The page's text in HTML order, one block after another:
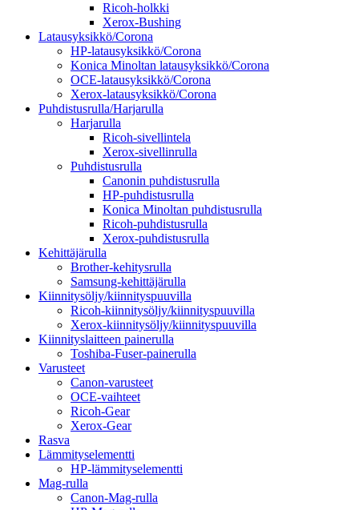
Ricoh-holkki
Xerox-Bushing
Latausyksikkö/Corona
HP-latausyksikkö/Corona
Konica Minoltan latausyksikkö/Corona
OCE-latausyksikkö/Corona
Xerox-latausyksikkö/Corona
Puhdistusrulla/Harjarulla
Harjarulla
Ricoh-sivellintela
Xerox-sivellinrulla
Puhdistusrulla
Canonin puhdistusrulla
HP-puhdistusrulla
Konica Minoltan puhdistusrulla
Ricoh-puhdistusrulla
Xerox-puhdistusrulla
Kehittäjärulla
Brother-kehitysrulla
Samsung-kehittäjärulla
Kiinnitysöljy/kiinnityspuuvilla
Ricoh-kiinnitysöljy/kiinnityspuuvilla
Xerox-kiinnitysöljy/kiinnityspuuvilla
Kiinnityslaitteen painerulla
Toshiba-Fuser-painerulla
Varusteet
Canon-varusteet
OCE-vaihteet
Ricoh-Gear
Xerox-Gear
Rasva
Lämmityselementti
HP-lämmityselementti
Mag-rulla
Canon-Mag-rulla